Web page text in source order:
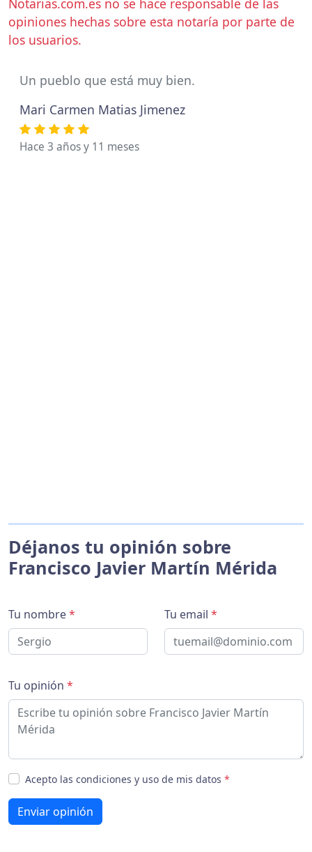
Notarias.com.es no se hace responsable de las
opiniones hechas sobre esta notaría por parte de
los usuarios.
Un pueblo que está muy bien.
Mari Carmen Matias Jimenez
Hace 3 años y 11 meses
Déjanos tu opinión sobre
Francisco Javier Martín Mérida
Tu nombre* Tu email *
Tu opinión *
Acepto las condiciones y uso de mis datos *
Enviar opinión